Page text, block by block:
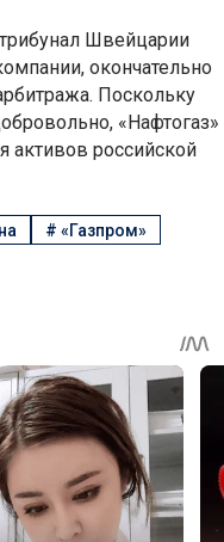
Швейцарии
окончательно
Поскольку
«Нафтогаз»
активов российской
#«Газпром»